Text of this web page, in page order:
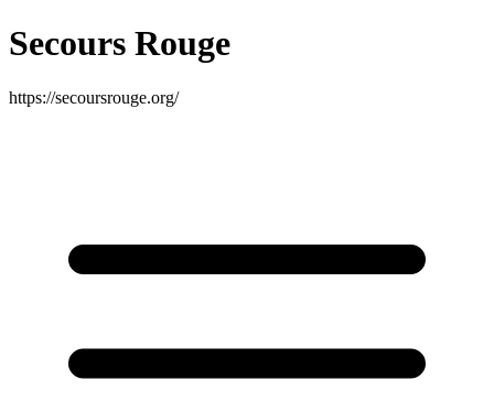
Secours Rouge
https://secoursrouge.org/